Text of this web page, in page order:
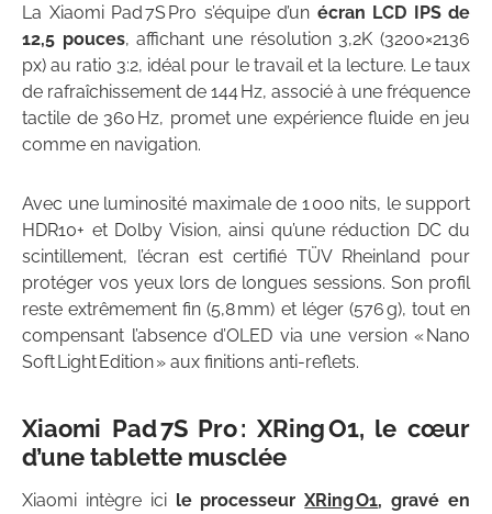
La Xiaomi Pad 7S Pro s’équipe d’un écran LCD IPS de
12,5 pouces, affichant une résolution 3,2K (3200×2136
px) au ratio 3:2, idéal pour le travail et la lecture. Le taux
de rafraîchissement de 144 Hz, associé à une fréquence
tactile de 360 Hz, promet une expérience fluide en jeu
comme en navigation.
Avec une luminosité maximale de 1 000 nits, le support
HDR10+ et Dolby Vision, ainsi qu’une réduction DC du
scintillement, l’écran est certifié TÜV Rheinland pour
protéger vos yeux lors de longues sessions. Son profil
reste extrêmement fin (5,8 mm) et léger (576 g), tout en
compensant l’absence d’OLED via une version « Nano
Soft Light Edition » aux finitions anti-reflets.
Xiaomi Pad 7S Pro : XRing O1, le cœur
d’une tablette musclée
Xiaomi intègre ici le processeurXRing O1, gravé en